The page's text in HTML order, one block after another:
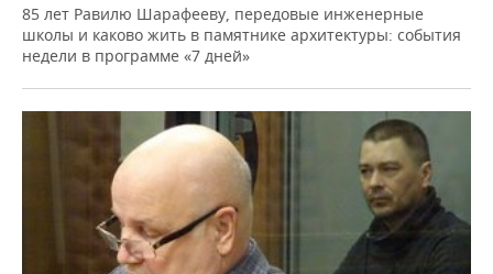
85 лет Равилю Шарафееву, передовые инженерные
школы и каково жить в памятнике архитектуры: события
недели в программе «7 дней»